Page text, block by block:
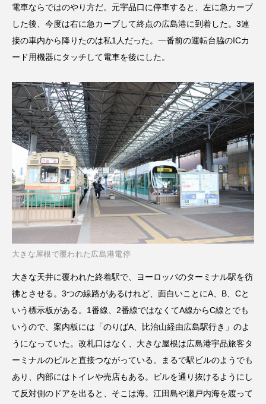
電車ならではのやり方だ。元宇品口に停車すると、左に急カーブ
した後、今度は右に急カーブして終点の広島港に到着した。3連
接の車内から降りたのは私1人だった。一番前の運転台脇のICカ
ード用機器にタッチして電車を後にした。
大きな屋根で覆われた広島港電停
大きな天井に覆われた終着駅で、ヨーロッパのターミナル駅を彷
彿とさせる。3つの線路があるけれど、面白いことにA、B、Cと
いう標示板がある。1番線、2番線ではなくてA線からC線とでも
いうので、案内板には「のりばA、比治山経由広島駅行き」のよ
うになっていた。改札口はなく、大きな屋根は広島港宇品旅客タ
ーミナルのビルと直接つながっている。まるで駅ビルのようでも
あり、内部にはトイレや売店もある。ビルを通り抜けるようにし
て反対側のドアを出ると、そこは海。江田島や瀬戸内海を渡って